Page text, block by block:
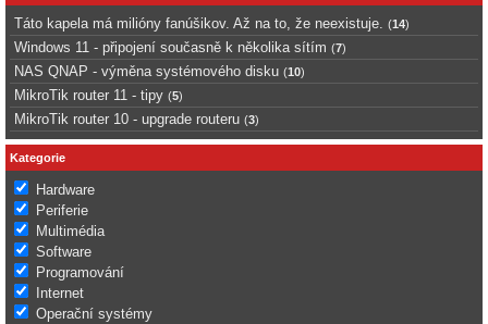
Táto kapela má milióny fanúšikov. Až na to, že neexistuje. (14)
Windows 11 - připojení současně k několika sítím (7)
NAS QNAP - výměna systémového disku (10)
MikroTik router 11 - tipy (5)
MikroTik router 10 - upgrade routeru (3)
Kategorie
Hardware
Periferie
Multimédia
Software
Programování
Internet
Operační systémy